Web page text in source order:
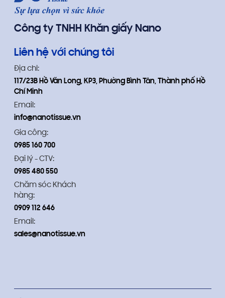
biệt là vào ngày 23 tháng Chạp, sau lễ cúng ông
Công ông Táo. Đây không chỉ là công việc vệ sinh
thông thường mà còn là nghi lễ tâm linh, thể hiện
lòng thành kính của con cháu đối với ông bà tổ tiên
và cầu mong một năm mới an lành, may mắn.
Công ty TNHH Khăn giấy Nano
Liên hệ với chúng tôi
Địa chỉ:
117/23B Hồ Văn Long, KP3, Phường Bình Tân, Thành phố Hồ
Chí Minh
Email:
info@nanotissue.vn
Gia công:
0985 160 700
Đại lý - CTV:
0985 480 550
Chăm sóc Khách
hàng:
0909 112 646
Email:
sales@nanotissue.vn